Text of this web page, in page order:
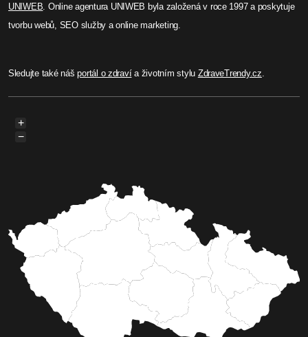
UNIWEB . Online agentura UNIWEB byla založená v roce 1997 a poskytuje
tvorbu webů, SEO služby a online marketing.
Sledujte také nášportál o zdravía životním stylu ZdraveTrendy.cz
+
−